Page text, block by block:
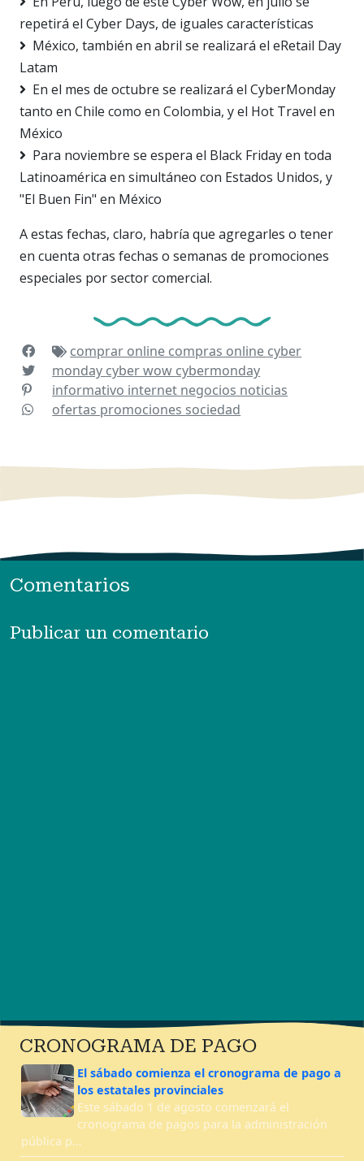
repetirá el Cyber Days, de iguales características
México, también en abril se realizará el eRetail Day
Latam
En el mes de octubre se realizará el CyberMonday
tanto en Chile como en Colombia, y el Hot Travel en
México
Para noviembre se espera el Black Friday en toda
Latinoamérica en simultáneo con Estados Unidos, y
"El Buen Fin" en México
A estas fechas, claro, habría que agregarles o tener
en cuenta otras fechas o semanas de promociones
especiales por sector comercial.
comprar online compras online cyber
monday cyber wow cybermonday
informativo internet negocios noticias
ofertas promociones sociedad
Comentarios
Publicar un comentario
CRONOGRAMA DE PAGO
El sábado comienza el cronograma de pago a
los estatales provinciales
Este sábado 1 de agosto comenzará el
cronograma de pagos para la administración
pública p…